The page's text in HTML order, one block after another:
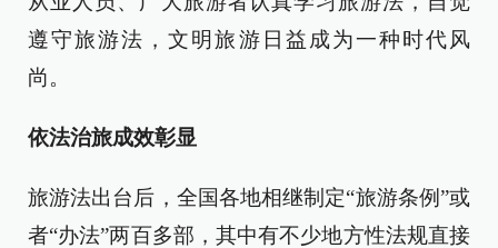
遵守旅游法，文明旅游日益成为一种时代风
尚。
依法治旅成效彰显
旅游法出台后，全国各地相继制定“旅游条例”或
者“办法”两百多部，其中有不少地方性法规直接